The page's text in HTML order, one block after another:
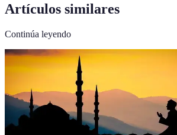
Artículos similares
Continúa leyendo